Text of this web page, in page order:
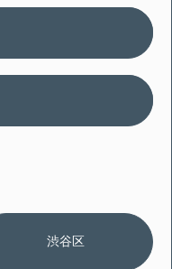
渋谷区